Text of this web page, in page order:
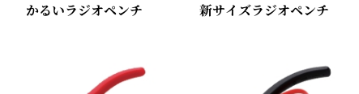
かるいラジオペンチ 新サイズラジオペンチ